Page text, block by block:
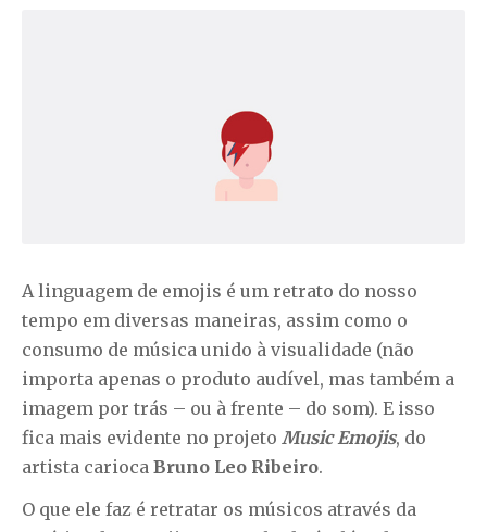
A linguagem de emojis é um retrato do nosso
tempo em diversas maneiras, assim como o
consumo de música unido à visualidade (não
importa apenas o produto audível, mas também a
imagem por trás – ou à frente – do som). E isso
fica mais evidente no projeto Music Emojis, do
artista carioca Bruno Leo Ribeiro.
O que ele faz é retratar os músicos através da